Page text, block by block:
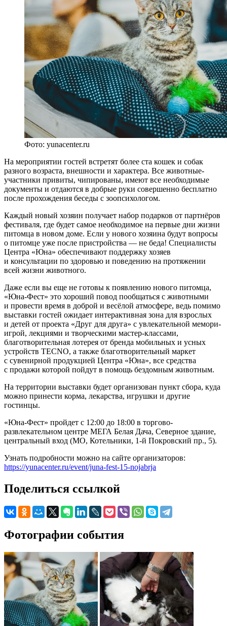
Фото: yunacenter.ru
На мероприятии гостей встретят более ста кошек и собак
разного возраста, внешности и характера. Все животные-
участники привиты, чипированы, имеют все необходимые
документы и отдаются в добрые руки совершенно бесплатно
после прохождения беседы с зоопсихологом.
Каждый новый хозяин получает набор подарков от партнёров
фестиваля, где будет самое необходимое на первые дни жизни
питомца в новом доме. Если у нового хозяина будут вопросы
о питомце уже после пристройства — не беда! Специалисты
Центра «Юна» обеспечивают поддержку хозяев
и консультации по здоровью и поведению на протяжении
всей жизни животного.
Даже если вы еще не готовы к появлению нового питомца,
«Юна-Фест» это хороший повод пообщаться с животными
и провести время в доброй и весёлой атмосфере, ведь помимо
выставки гостей ожидает интерактивная зона для взрослых
и детей от проекта «Друг для друга» с увлекательной мемори-
игрой, лекциями и творческими мастер-классами,
благотворительная лотерея от бренда мобильных и усных
устройств TECNO, а также благотворительный маркет
с сувенирной продукцией Центра «Юна», все средства
с продажи которой пойдут в помощь бездомным животным.
На территории выставки будет организован пункт сбора, куда
можно принести корма, лекарства, игрушки и другие
гостинцы.
«Юна-Фест» пройдет с 12:00 до 18:00 в торгово-
развлекательном центре МЕГА Белая Дача, Северное здание,
центральный вход (МО, Котельники, 1-й Покровский пр., 5).
Узнать подробности можно на сайте организаторов:
https://yunacenter.ru/event/juna-fest-15-nojabrja
Поделиться ссылкой
Фотографии события